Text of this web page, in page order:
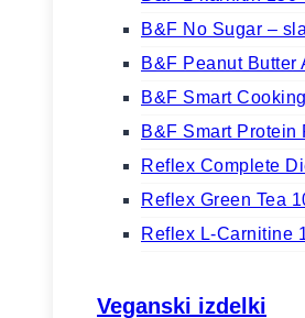
B&F No Sugar –
B&F Peanut Butter
B&F Smart
B&F Smart
Reflex Complete
Reflex Green Tea
Reflex L-Carnitine
Veganski izdelki